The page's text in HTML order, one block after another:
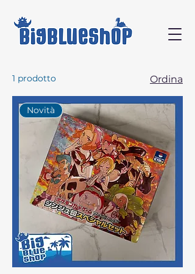
1 prodotto Ordina
Novità